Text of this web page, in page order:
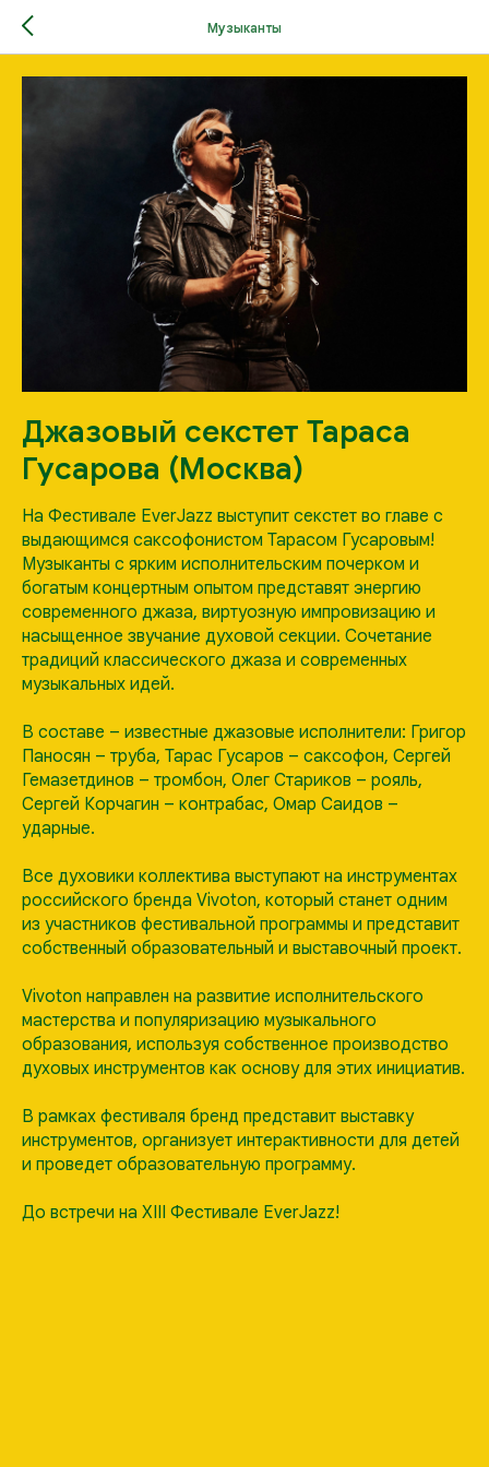
Музыканты
Джазовый секстет Тараса
Гусарова (Москва)
На Фестивале EverJazz выступит секстет во главе с
выдающимся саксофонистом Тарасом Гусаровым!
Музыканты с ярким исполнительским почерком и
богатым концертным опытом представят энергию
современного джаза, виртуозную импровизацию и
насыщенное звучание духовой секции. Сочетание
традиций классического джаза и современных
музыкальных идей.
В составе – известные джазовые исполнители: Григор
Паносян – труба, Тарас Гусаров – саксофон, Сергей
Гемазетдинов – тромбон, Олег Стариков – рояль,
Сергей Корчагин – контрабас, Омар Саидов –
ударные.
Все духовики коллектива выступают на инструментах
российского бренда Vivoton, который станет одним
из участников фестивальной программы и представит
собственный образовательный и выставочный проект.
Vivoton направлен на развитие исполнительского
мастерства и популяризацию музыкального
образования, используя собственное производство
духовых инструментов как основу для этих инициатив.
В рамках фестиваля бренд представит выставку
инструментов, организует интерактивности для детей
и проведет образовательную программу.
До встречи на XIII Фестивале EverJazz!